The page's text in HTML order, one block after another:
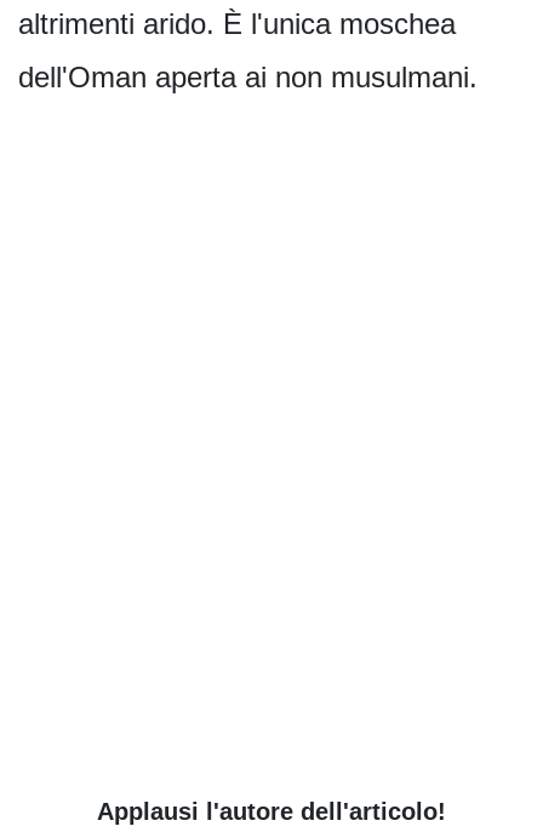
altrimenti arido. È l'unica moschea
dell'Oman aperta ai non musulmani.
Applausi l'autore dell'articolo!